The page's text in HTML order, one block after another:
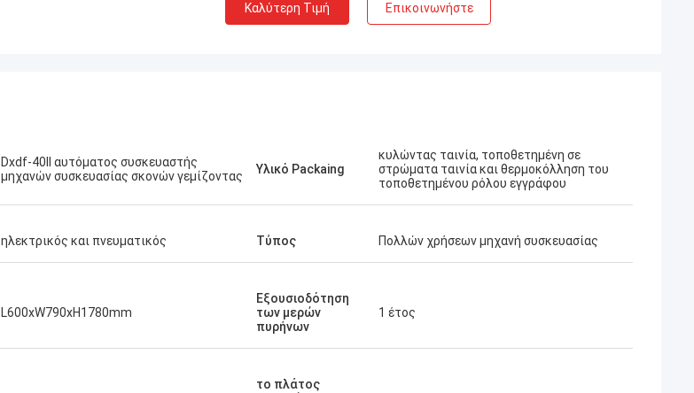
Καλύτερη Τιμή Επικοινωνήστε
Dxdf-40II αυτόματος συσκευαστής
μηχανών συσκευασίας σκονών γεμίζοντας
Υλικό Packaing
κυλώντας ταινία, τοποθετημένη σε
στρώματα ταινία και θερμοκόλληση του
τοποθετημένου ρόλου εγγράφου
ηλεκτρικός και πνευματικός Τύπος Πολλών χρήσεων μηχανή συσκευασίας
L600xW790xH1780mm
Εξουσιοδότηση
των μερών
πυρήνων
1 έτος
το πλάτος